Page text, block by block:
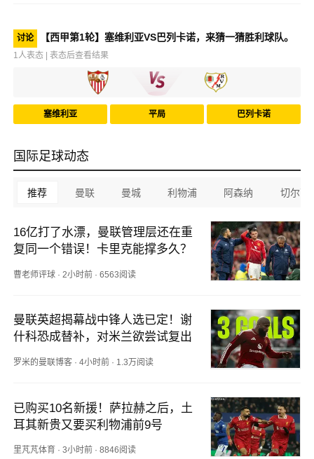
讨论 【西甲第1轮】塞维利亚VS巴列卡诺，来猜一猜胜利球队。
1人表态 | 表态后查看结果
塞维利亚 平局 巴列卡诺
国际足球动态
推荐 曼联 曼城 利物浦 阿森纳 切尔西
16亿打了水漂，曼联管理层还在重
复同一个错误！卡里克能撑多久？
曹老师评球 · 2小时前 ·6563阅读
曼联英超揭幕战中锋人选已定！谢
什科恐成替补，对米兰欲尝试复出
罗米的曼联博客 ·4小时前 · 1.3万阅读
已购买10名新援！萨拉赫之后，土
耳其新贵又要买利物浦前9号
里芃芃体育 ·3小时前 ·8846阅读